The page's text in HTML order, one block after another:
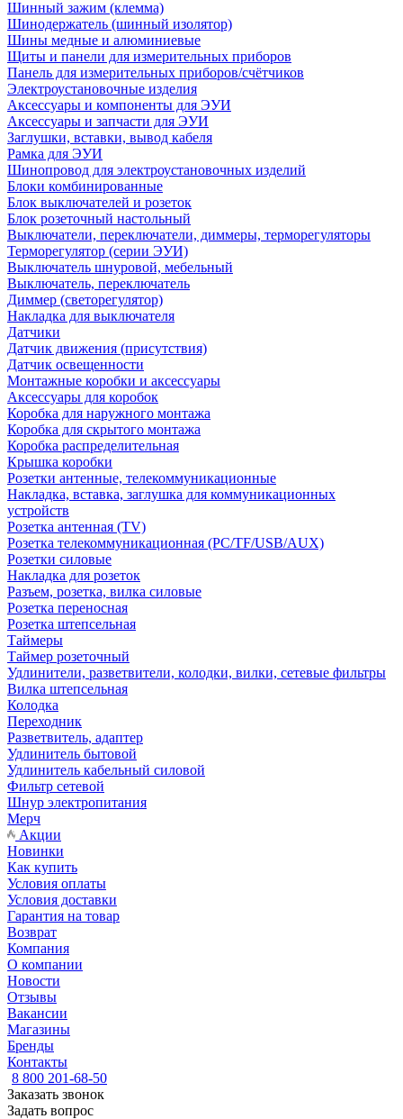
Шинный зажим (клемма)
Шинодержатель (шинный изолятор)
Шины медные и алюминиевые
Щиты и панели для измерительных приборов
Панель для измерительных приборов/счётчиков
Электроустановочные изделия
Аксессуары и компоненты для ЭУИ
Аксессуары и запчасти для ЭУИ
Заглушки, вставки, вывод кабеля
Рамка для ЭУИ
Шинопровод для электроустановочных изделий
Блоки комбинированные
Блок выключателей и розеток
Блок розеточный настольный
Выключатели, переключатели, диммеры, терморегуляторы
Терморегулятор (серии ЭУИ)
Выключатель шнуровой, мебельный
Выключатель, переключатель
Диммер (светорегулятор)
Накладка для выключателя
Датчики
Датчик движения (присутствия)
Датчик освещенности
Монтажные коробки и аксессуары
Аксессуары для коробок
Коробка для наружного монтажа
Коробка для скрытого монтажа
Коробка распределительная
Крышка коробки
Розетки антенные, телекоммуникационные
Накладка, вставка, заглушка для коммуникационных
устройств
Розетка антенная (TV)
Розетка телекоммуникационная (PC/TF/USB/AUX)
Розетки силовые
Накладка для розеток
Разъем, розетка, вилка силовые
Розетка переносная
Розетка штепсельная
Таймеры
Таймер розеточный
Удлинители, разветвители, колодки, вилки, сетевые фильтры
Вилка штепсельная
Колодка
Переходник
Разветвитель, адаптер
Удлинитель бытовой
Удлинитель кабельный силовой
Фильтр сетевой
Шнур электропитания
Мерч
Акции
Новинки
Как купить
Условия оплаты
Условия доставки
Гарантия на товар
Возврат
Компания
О компании
Новости
Отзывы
Вакансии
Магазины
Бренды
Контакты
8 800 201-68-50
Заказать звонок
Задать вопрос